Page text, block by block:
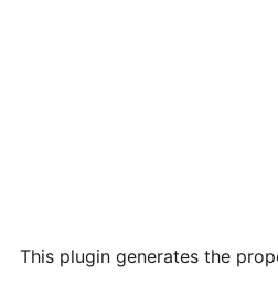
This plugin generates the